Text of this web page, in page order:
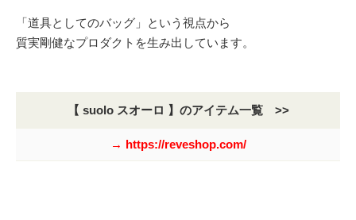
「道具としてのバッグ」という視点から
質実剛健なプロダクトを生み出しています。
【 suolo スオーロ 】のアイテム一覧 >>
→ https://reveshop.com/